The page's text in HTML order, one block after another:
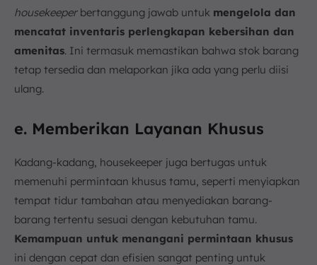
housekeeperbertanggung jawab untuk mengelola dan
mencatat inventaris perlengkapan kebersihan dan
amenitas. Ini termasuk memastikan bahwa stok barang
tetap tersedia dan melaporkan jika ada yang perlu diisi
ulang.
e. Memberikan Layanan Khusus
Kadang-kadang, housekeeper juga bertugas untuk
memenuhi permintaan khusus tamu, seperti menyiapkan
tempat tidur tambahan atau menyediakan barang-
barang tertentu sesuai dengan kebutuhan tamu.
Kemampuan untuk menangani permintaan khusus
ini dengan cepat dan efisien sangat penting untuk